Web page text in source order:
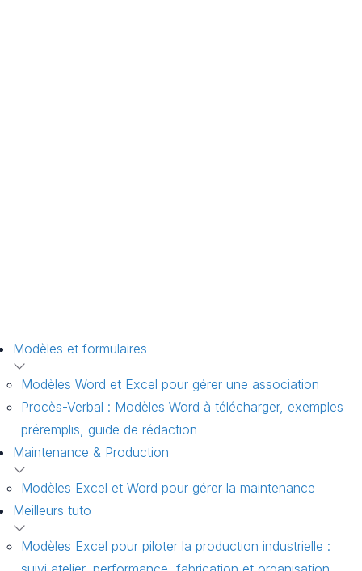
Modèles et formulaires
Modèles Word et Excel pour gérer une association
Procès-Verbal : Modèles Word à télécharger, exemples
préremplis, guide de rédaction
Maintenance & Production
Modèles Excel et Word pour gérer la maintenance
Meilleurs tuto
Modèles Excel pour piloter la production industrielle :